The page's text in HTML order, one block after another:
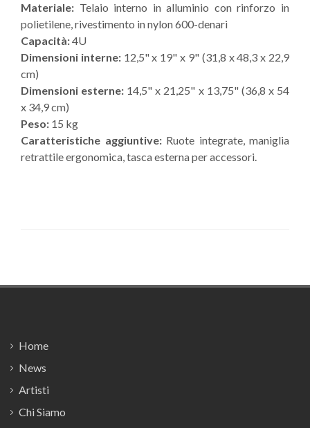
Materiale: Telaio interno in alluminio con rinforzo in
polietilene, rivestimento in nylon 600-denari
Capacità:4U
Dimensioni interne:12,5" x 19" x 9" (31,8 x 48,3 x 22,9
cm)
Dimensioni esterne: 14,5" x 21,25" x 13,75" (36,8 x 54
x 34,9 cm)
Peso: 15 kg
Caratteristiche aggiuntive:Ruote integrate, maniglia
retrattile ergonomica, tasca esterna per accessori.
Home
News
Artisti
Chi Siamo